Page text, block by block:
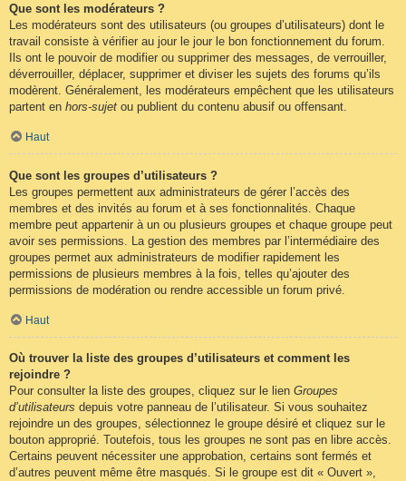
Que sont les modérateurs ?
Les modérateurs sont des utilisateurs (ou groupes d’utilisateurs) dont le
travail consiste à vérifier au jour le jour le bon fonctionnement du forum.
Ils ont le pouvoir de modifier ou supprimer des messages, de verrouiller,
déverrouiller, déplacer, supprimer et diviser les sujets des forums qu’ils
modèrent. Généralement, les modérateurs empêchent que les utilisateurs
partent en hors-sujet ou publient du contenu abusif ou offensant.
Haut
Que sont les groupes d’utilisateurs ?
Les groupes permettent aux administrateurs de gérer l’accès des
membres et des invités au forum et à ses fonctionnalités. Chaque
membre peut appartenir à un ou plusieurs groupes et chaque groupe peut
avoir ses permissions. La gestion des membres par l’intermédiaire des
groupes permet aux administrateurs de modifier rapidement les
permissions de plusieurs membres à la fois, telles qu’ajouter des
permissions de modération ou rendre accessible un forum privé.
Haut
Où trouver la liste des groupes d’utilisateurs et comment les
rejoindre ?
Pour consulter la liste des groupes, cliquez sur le lien Groupes
d’utilisateurs depuis votre panneau de l’utilisateur. Si vous souhaitez
rejoindre un des groupes, sélectionnez le groupe désiré et cliquez sur le
bouton approprié. Toutefois, tous les groupes ne sont pas en libre accès.
Certains peuvent nécessiter une approbation, certains sont fermés et
d’autres peuvent même être masqués. Si le groupe est dit « Ouvert »,